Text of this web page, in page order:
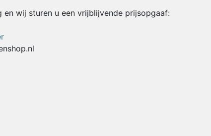
en wij sturen u een vrijblijvende prijsopgaaf: